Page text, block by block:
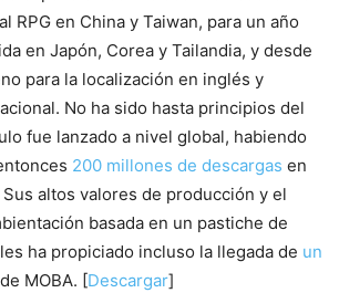
RPG en China y Taiwan, para un año
en Japón, Corea y Tailandia, y desde
para la localización en inglés y
No ha sido hasta principios del
fue lanzado a nivel global, habiendo
200 millones de descargas en
Sus altos valores de producción y el
basada en un pastiche de
ha propiciado incluso la llegada de un
MOBA. [Descargar]